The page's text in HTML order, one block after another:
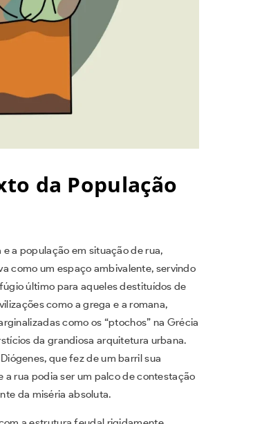
da População
a população em situação de rua,
como um espaço ambivalente, servindo
último para aqueles destituídos de
como a grega e a romana,
como os “ptochos” na Grécia
da grandiosa arquitetura urbana.
que fez de um barril sua
a rua podia ser um palco de contestação
da miséria absoluta.